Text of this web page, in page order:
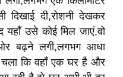
दी,रोशनी देखकर
उसे कोई मिल जाएं,वो
बढ़ने लगी,लगभग आधा
कि वहाँ एक घर है और